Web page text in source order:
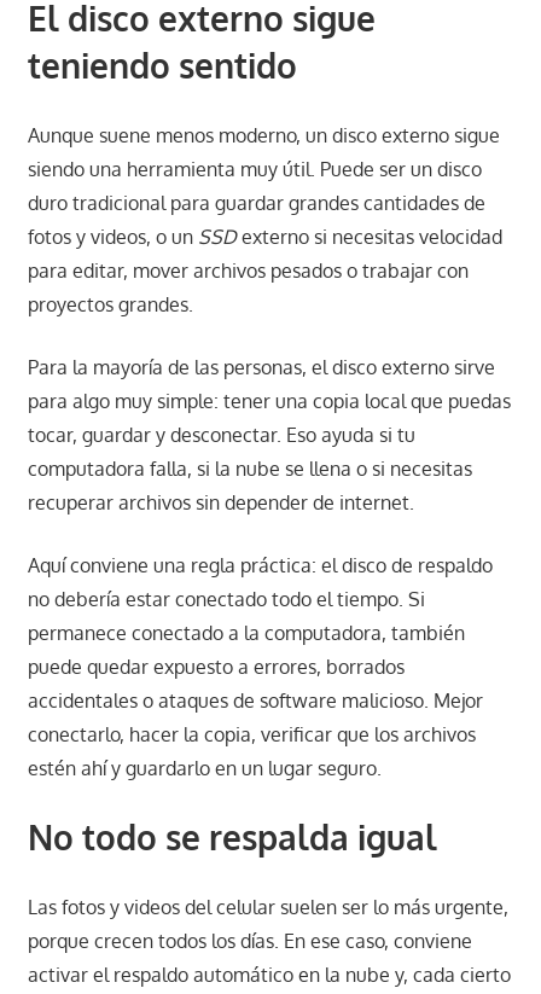
El disco externo sigue
teniendo sentido
Aunque suene menos moderno, un disco externo sigue
siendo una herramienta muy útil. Puede ser un disco
duro tradicional para guardar grandes cantidades de
fotos y videos, o un SSDexterno si necesitas velocidad
para editar, mover archivos pesados o trabajar con
proyectos grandes.
Para la mayoría de las personas, el disco externo sirve
para algo muy simple: tener una copia local que puedas
tocar, guardar y desconectar. Eso ayuda si tu
computadora falla, si la nube se llena o si necesitas
recuperar archivos sin depender de internet.
Aquí conviene una regla práctica: el disco de respaldo
no debería estar conectado todo el tiempo. Si
permanece conectado a la computadora, también
puede quedar expuesto a errores, borrados
accidentales o ataques de software malicioso. Mejor
conectarlo, hacer la copia, verificar que los archivos
estén ahí y guardarlo en un lugar seguro.
No todo se respalda igual
Las fotos y videos del celular suelen ser lo más urgente,
porque crecen todos los días. En ese caso, conviene
activar el respaldo automático en la nube y, cada cierto